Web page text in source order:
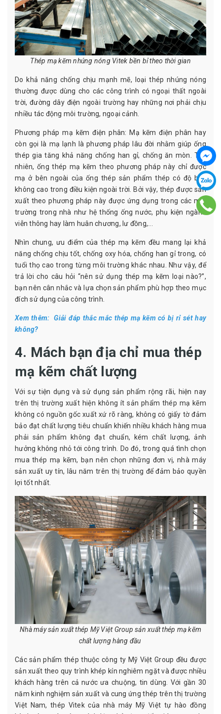
Thép mạ kẽm nhúng nóng Vitek bền bỉ theo thời gian
Do khả năng chống chịu mạnh mẽ, loại thép nhúng nóng
thường được dùng cho các công trình có ngoại thất ngoài
trời, đường dây điện ngoài trường hay những nơi phải chịu
nhiều tác động môi trường, ngoại cảnh.
Phương pháp mạ kẽm điện phân: Mạ kẽm điện phân hay
còn gọi là mạ lạnh là phương pháp lâu đời nhằm giúp ống
thép gia tăng khả năng chống han gỉ, chống ăn mòn. Tuy
nhiên, ống thép mạ kẽm theo phương pháp này chỉ được
mạ ở bên ngoài của ống thép sản phẩm thép có độ bền
không cao trong điều kiện ngoài trời. Bởi vậy, thép được sản
xuất theo phương pháp này được ứng dụng trong các môi
trường trong nhà như hệ thống ống nước, phụ kiện ngành
viễn thông hay làm huân chương, lư đồng,...
Nhìn chung, ưu điểm của thép mạ kẽm đều mang lại khả
năng chống chịu tốt, chống oxy hóa, chống han gỉ trong, có
tuổi thọ cao trong từng môi trường khác nhau. Như vậy, để
trả lời cho câu hỏi “nên sử dụng thép mạ kẽm loại nào?”,
bạn nên cân nhắc và lựa chọn sản phẩm phù hợp theo mục
đích sử dụng của công trình.
Xem thêm: Giải đáp thắc mắc thép mạ kẽm có bị rỉ sét hay
không?
4. Mách bạn địa chỉ mua thép
mạ kẽm chất lượng
Với sự tiện dụng và sử dụng sản phẩm rộng rãi, hiện nay
trên thị trường xuất hiện không ít sản phẩm thép mạ kẽm
không có nguồn gốc xuất xứ rõ ràng, không có giấy tờ đảm
bảo đạt chất lượng tiêu chuẩn khiến nhiều khách hàng mua
phải sản phẩm không đạt chuẩn, kém chất lượng, ảnh
hưởng không nhỏ tới công trình. Do đó, trong quá tình chọn
mua thép mạ kẽm, bạn nên chọn những đơn vị, nhà máy
sản xuất uy tín, lâu năm trên thị trường để đảm bảo quyền
lợi tốt nhất.
Nhà máy sản xuất thép Mỹ Việt Group sản xuất thép mạ kẽm
chất lượng hàng đầu
Các sản phẩm thép thuộc công ty Mỹ Việt Group đều được
sản xuất theo quy trình khép kín nghiêm ngặt và được nhiều
khách hàng trên cả nước ưa chuộng, tin dùng. Với gần 30
năm kinh nghiệm sản xuất và cung ứng thép trên thị trường
Việt Nam, thép Vitek của nhà máy Mỹ Việt tự hào đồng